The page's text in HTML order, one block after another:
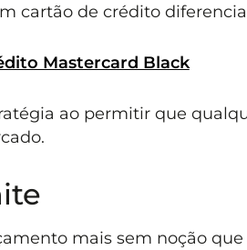
cartão de crédito
Mastercard Black
ao permitir que
mais sem noção que